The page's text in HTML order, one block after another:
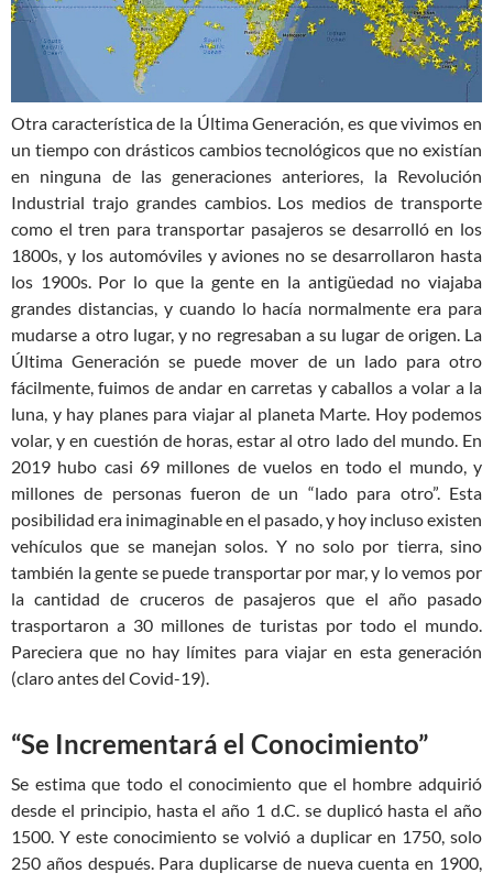
Otra característica de la Última Generación, es que vivimos en
un tiempo con drásticos cambios tecnológicos que no existían
en ninguna de las generaciones anteriores, la Revolución
Industrial trajo grandes cambios. Los medios de transporte
como el tren para transportar pasajeros se desarrolló en los
1800s, y los automóviles y aviones no se desarrollaron hasta
los 1900s. Por lo que la gente en la antigüedad no viajaba
grandes distancias, y cuando lo hacía normalmente era para
mudarse a otro lugar, y no regresaban a su lugar de origen. La
Última Generación se puede mover de un lado para otro
fácilmente, fuimos de andar en carretas y caballos a volar a la
luna, y hay planes para viajar al planeta Marte. Hoy podemos
volar, y en cuestión de horas, estar al otro lado del mundo. En
2019 hubo casi 69 millones de vuelos en todo el mundo, y
millones de personas fueron de un “lado para otro”. Esta
posibilidad era inimaginable en el pasado, y hoy incluso existen
vehículos que se manejan solos. Y no solo por tierra, sino
también la gente se puede transportar por mar, y lo vemos por
la cantidad de cruceros de pasajeros que el año pasado
trasportaron a 30 millones de turistas por todo el mundo.
Pareciera que no hay límites para viajar en esta generación
(claro antes del Covid-19).
“Se Incrementará el Conocimiento”
Se estima que todo el conocimiento que el hombre adquirió
desde el principio, hasta el año 1 d.C. se duplicó hasta el año
1500. Y este conocimiento se volvió a duplicar en 1750, solo
250 años después. Para duplicarse de nueva cuenta en 1900,